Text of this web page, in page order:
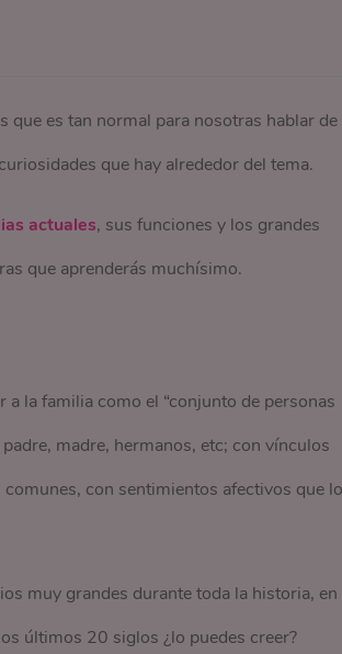
que es tan normal para nosotras hablar de
que hay alrededor del tema.
actuales, sus funciones y los grandes
que aprenderás muchísimo.
la familia como el “conjunto de personas
madre, hermanos, etc; con vínculos
con sentimientos afectivos que
muy grandes durante toda la historia, en
últimos 20 siglos ¿lo puedes creer?